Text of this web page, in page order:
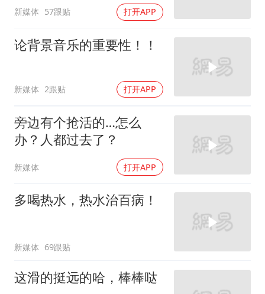
新媒体 57跟贴 打开APP
论背景音乐的重要性！！
新媒体 2跟贴 打开APP
旁边有个抢活的…怎么
办？人都过去了？
新媒体 打开APP
多喝热水，热水治百病！
新媒体 69跟贴
这滑的挺远的哈，棒棒哒